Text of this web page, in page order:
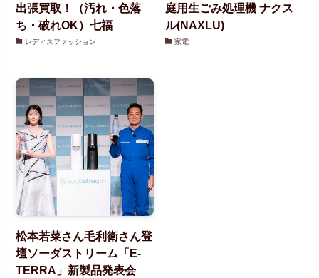
出張買取！（汚れ・色落
ち・破れOK）七福
レディスファッション
庭用生ごみ処理機 ナクス
ル(NAXLU)
家電
松本若菜さん毛利衛さん登
壇ソーダストリーム「E-
TERRA」新製品発表会